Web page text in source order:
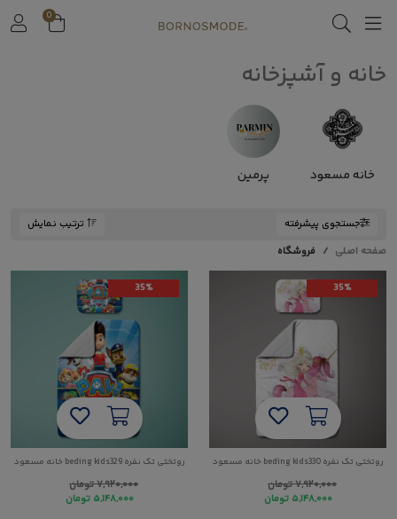
0
خانه و آشپزخانه
خانه مسعود پرمین
جستجوی پیشرفته
ترتیب نمایش
صفحه اصلی
فروشگاه
35%
روتختی تک نفره beding kids330 خانه مسعود
۷,۹۲۰,۰۰۰تومان
۵,۱۴۸,۰۰۰ تومان
35%
روتختی تک نفره beding kids329 خانه مسعود
۷,۹۲۰,۰۰۰تومان
۵,۱۴۸,۰۰۰ تومان